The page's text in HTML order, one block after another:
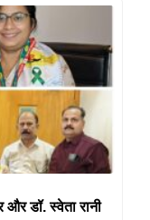
डॉ. स्वेता रानी